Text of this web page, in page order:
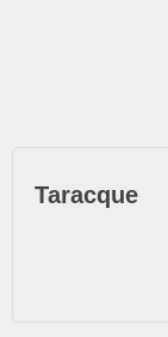
Taracque